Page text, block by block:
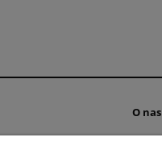
O nas